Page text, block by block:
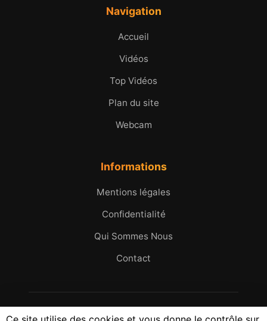
Navigation
Accueil
Vidéos
Top Vidéos
Plan du site
Webcam
Informations
Mentions légales
Confidentialité
Qui Sommes Nous
Contact
© 2005 - 2026 Micromax.tv. Tous droits réservés.